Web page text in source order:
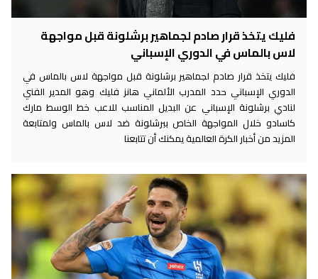
فليك يتخذ قرار صادم لجماهير برشلونة قبل مواجهة
لاس بالماس في الدوري الإسباني
فليك يتخذ قرار صادم لجماهير برشلونة قبل مواجهة لاس بالماس في
الدوري الإسباني حدد المدرب الألماني هانز فليك وهو المدير الفني
لنادي برشلونة الإسباني عن البديل المناسب للاعب خط الوسط مارك
كاسادو خلال المواجهة الخاص ببرشلونة ضد لاس بالماس ولمتابعة
المزيد من أخبار الكرة العالمية يمكنك أن تتابعنا